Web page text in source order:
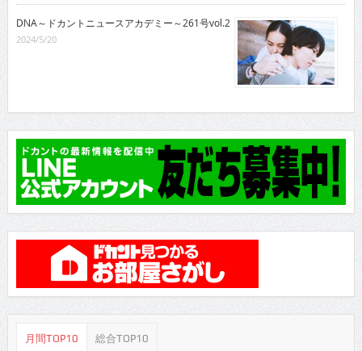
DNA～ドカントニュースアカデミー～261号vol.2
2024/5/20
月間TOP10 総合TOP10